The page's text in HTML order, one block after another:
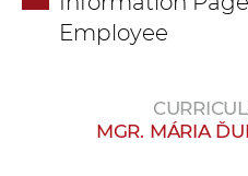
Employee
MGR. MÁRIA